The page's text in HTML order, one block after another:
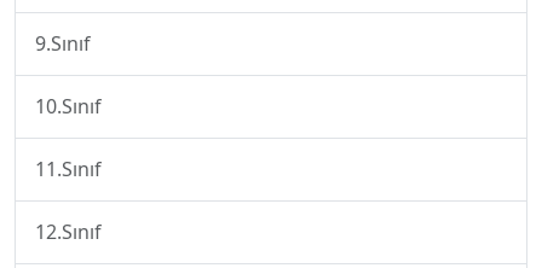
9.Sınıf
10.Sınıf
11.Sınıf
12.Sınıf